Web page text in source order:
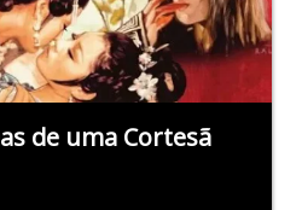
de uma Cortesã